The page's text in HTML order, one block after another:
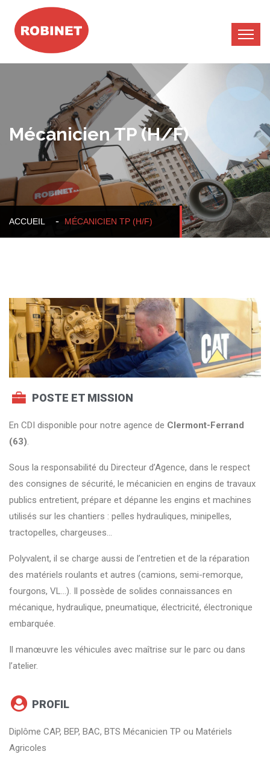
Mécanicien TP (H/F)
ACCUEIL MÉCANICIEN TP (H/F)
POSTE ET MISSION
En CDI disponible pour notre agence de Clermont-Ferrand
(63).
Sous la responsabilité du Directeur d’Agence, dans le respect
des consignes de sécurité, le mécanicien en engins de travaux
publics entretient, prépare et dépanne les engins et machines
utilisés sur les chantiers : pelles hydrauliques, minipelles,
tractopelles, chargeuses…
Polyvalent, il se charge aussi de l’entretien et de la réparation
des matériels roulants et autres (camions, semi-remorque,
fourgons, VL…). Il possède de solides connaissances en
mécanique, hydraulique, pneumatique, électricité, électronique
embarquée.
Il manœuvre les véhicules avec maîtrise sur le parc ou dans
l’atelier.
PROFIL
Diplôme CAP, BEP, BAC, BTS Mécanicien TP ou Matériels
Agricoles